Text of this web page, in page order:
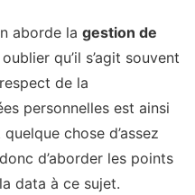
aborde la gestion de
qu’il s’agit souvent
de la
personnelles est ainsi
chose d’assez
d’aborder les points
data à ce sujet.